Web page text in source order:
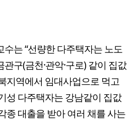
는 “선량한 다주택자는 노도
관구(금천·관악·구로) 같이 집값
지역에서 임대사업으로 먹고
성 다주택자는 강남같이 집값
종 대출을 받아 여러 채를 사는